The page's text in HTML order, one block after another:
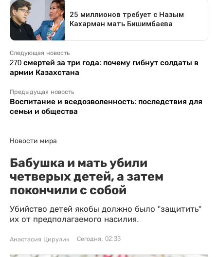
Следующая новость
270 смертей за три года: почему гибнут солдаты в
армии Казахстана
Предыдущая новость
Воспитание и вседозволенность: последствия для
семьи и общества
Новости мира
Бабушка и мать убили
четверых детей, а затем
покончили с собой
Убийство детей якобы должно было "защитить"
их от предполагаемого насилия.
Анастасия Цирулик Сегодня, 02:33